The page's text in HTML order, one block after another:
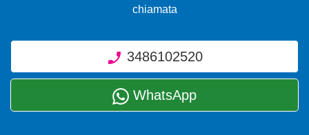
chiamata
3486102520
WhatsApp